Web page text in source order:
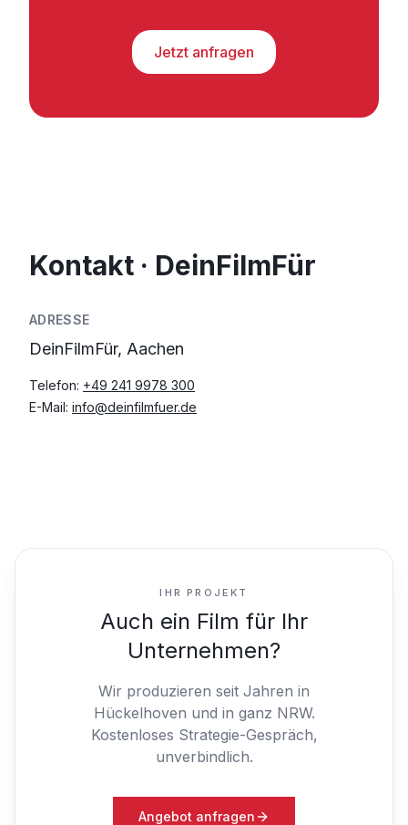
Jetzt anfragen
Kontakt · DeinFilmFür
ADRESSE
DeinFilmFür, Aachen
Telefon: +49 241 9978 300
E-Mail: info@deinfilmfuer.de
IHR PROJEKT
Auch ein Film für Ihr
Unternehmen?
Wir produzieren seit Jahren in
Hückelhoven und in ganz NRW.
Kostenloses Strategie-Gespräch,
unverbindlich.
Angebot anfragen